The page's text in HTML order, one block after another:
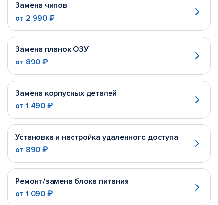
Замена чипов
от 2 990 ₽
Замена планок ОЗУ
от 890 ₽
Замена корпусных деталей
от 1 490 ₽
Установка и настройка удаленного доступа
от 890 ₽
Ремонт/замена блока питания
от 1 090 ₽